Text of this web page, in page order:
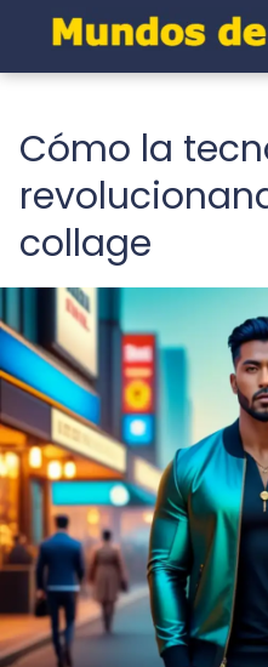
Cómo la
collage